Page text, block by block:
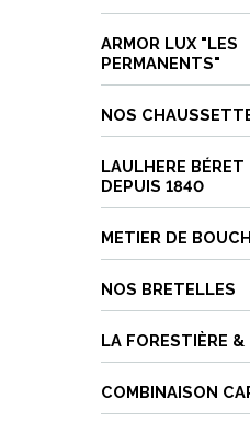
ARMOR LUX "LES
PERMANENTS"
NOS
LAULHERE BÉRET
DEPUIS 1840
METIER DE
NOS BRETELLES
LA FORESTIÈRE &
COMBINAISON